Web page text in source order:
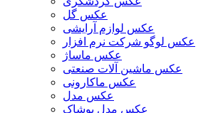
عکس گل
عکس لوازم آرایشی
عکس لوگو شرکت نرم افزار
عکس ماساژ
عکس ماشین آلات صنعتی
عکس ماکارونی
عکس مدل
عکس مدل پوشاک